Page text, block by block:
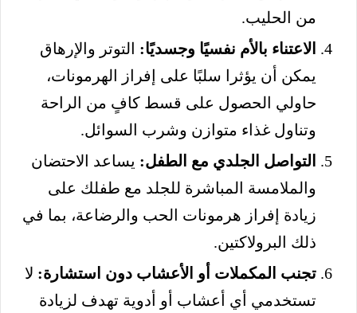
من الحليب.
الاعتناء بالأم نفسيًا وجسديًا: التوتر والإرهاق
يمكن أن يؤثرا سلبًا على إفراز الهرمونات،
حاولي الحصول على قسط كافٍ من الراحة
وتناول غذاء متوازن وشرب السوائل.
التواصل الجلدي مع الطفل: يساعد الاحتضان
والملامسة المباشرة للجلد مع طفلك على
زيادة إفراز هرمونات الحب والرضاعة، بما في
ذلك البرولاكتين.
تجنب المكملات أو الأعشاب دون استشارة: لا
تستخدمي أي أعشاب أو أدوية تهدف لزيادة